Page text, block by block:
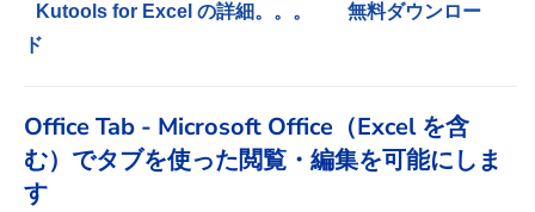
Kutools for Excel の詳細。。。
無料ダウンロー
ド
Office Tab - Microsoft Office（Excel を含
む）でタブを使った閲覧・編集を可能にしま
す